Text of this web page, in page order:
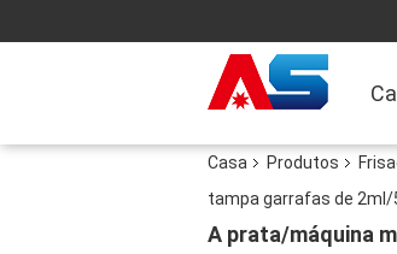
Casa Produtos
tampa garrafas de 2ml/
A prata/máquina